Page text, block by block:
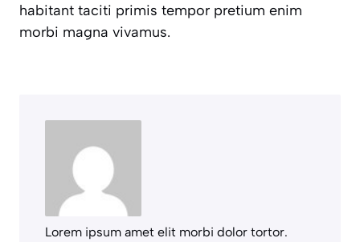
habitant taciti primis tempor pretium enim
morbi magna vivamus.
Lorem ipsum amet elit morbi dolor tortor.